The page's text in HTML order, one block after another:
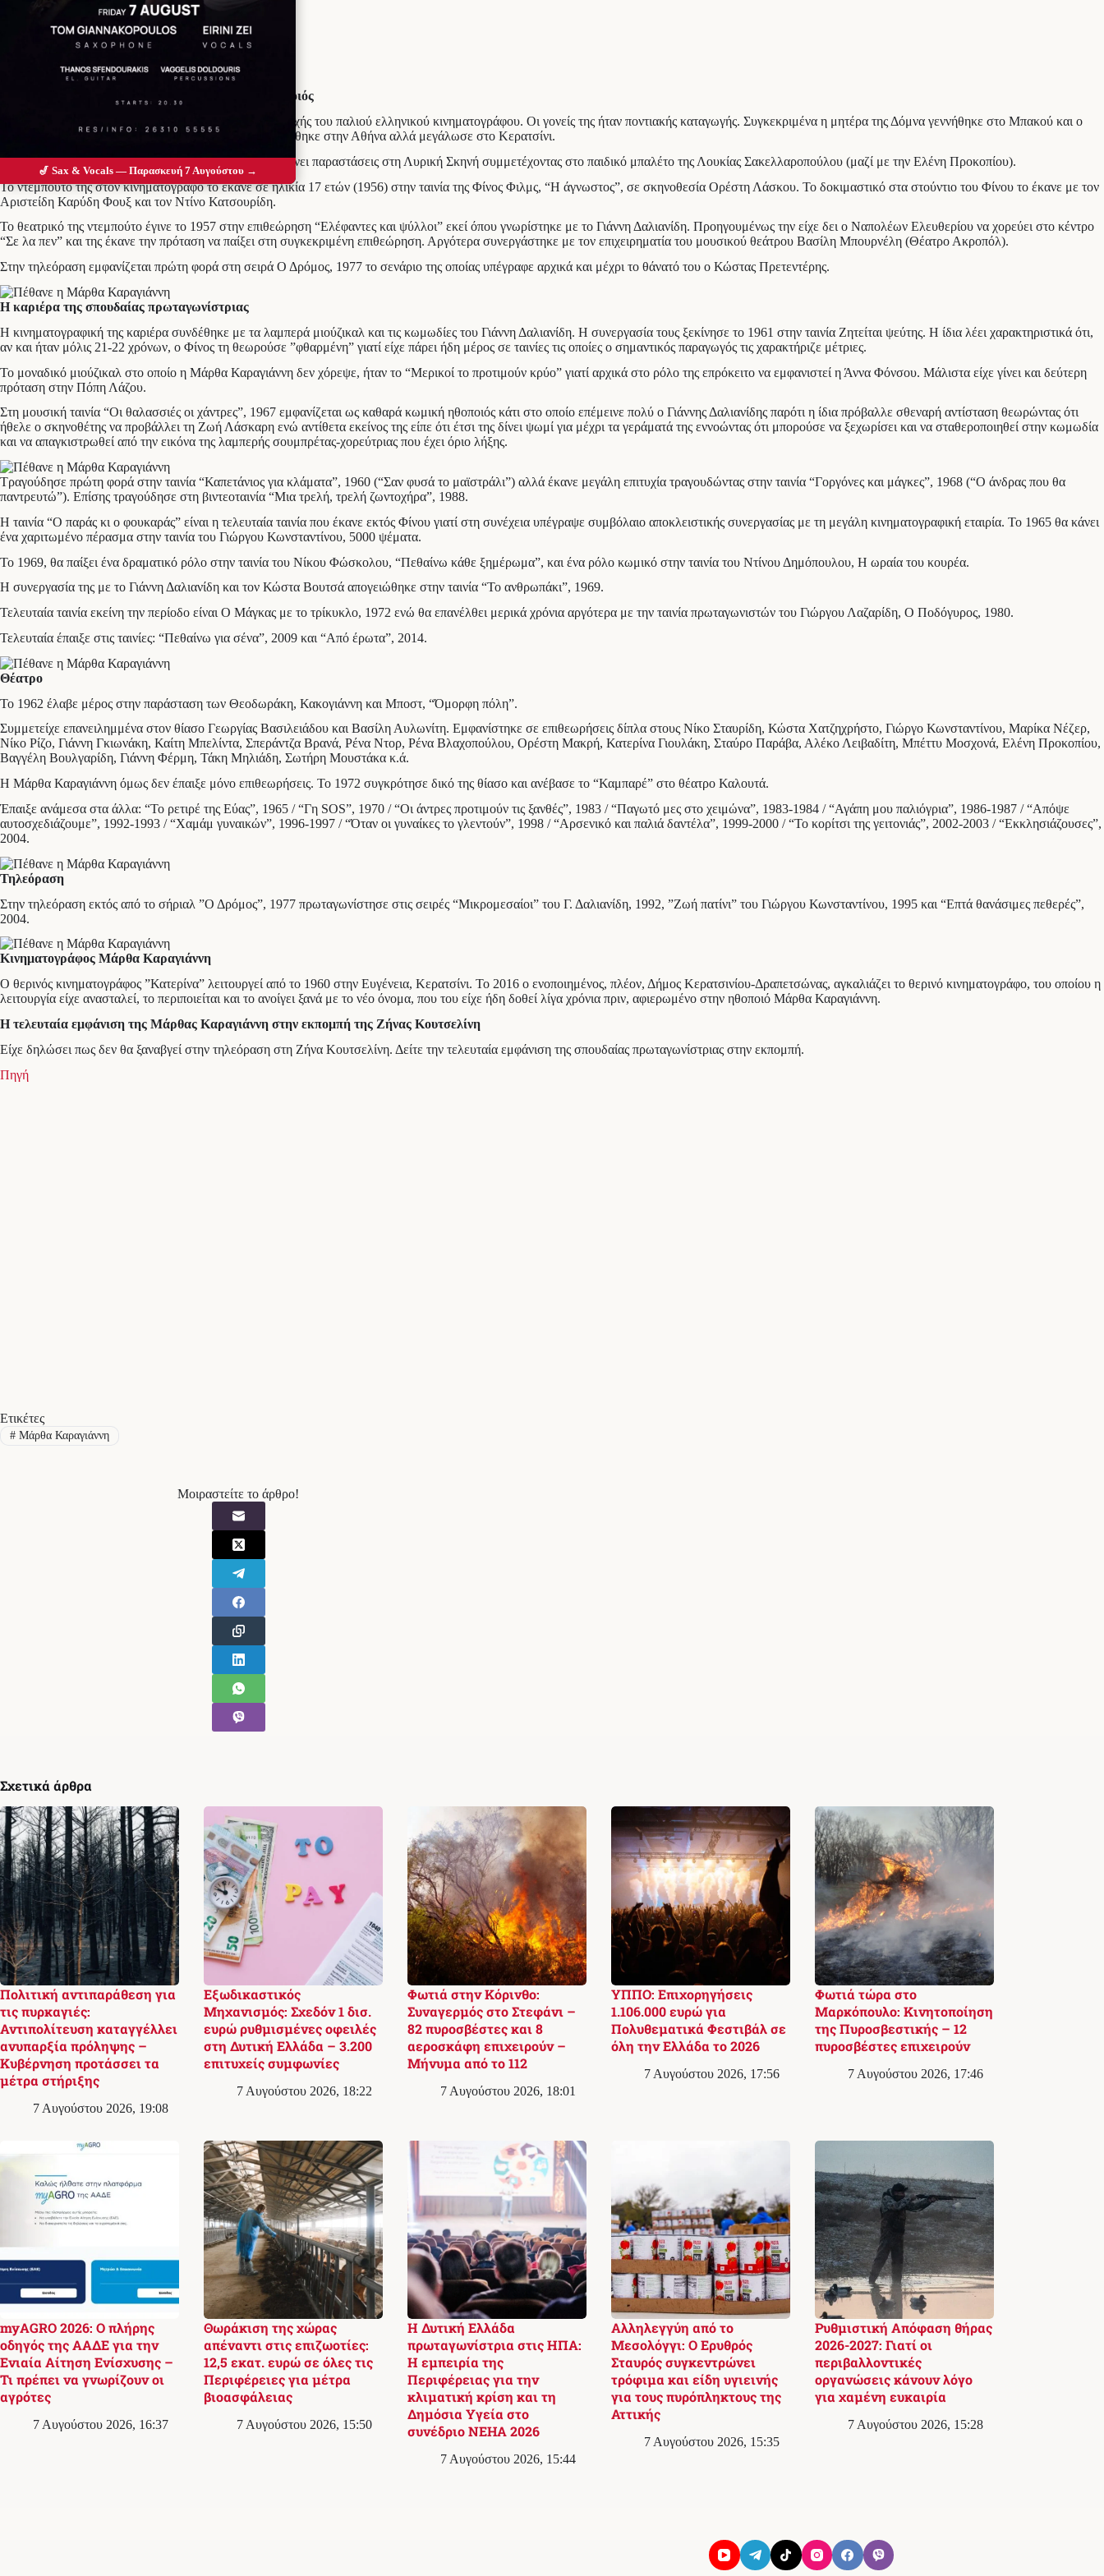
Προσθέστε το Messolonghi Voice ως
Πριν λίγα λεπτά έφυγε από τη ζωή η σπουδαία ηθοποιός
Υπήρξε μια από τις πιο δημοφιλείς σταρ της χρυσής εποχής του παλιού ελληνικού κινηματογράφου. Οι γονείς της ήταν ποντιακής καταγωγής. Συγκεκριμένα η μητέρα της Δόμνα γεννήθηκε στο Μπακού και ο
πατέρας της Χαρίλαος στο Αικατερινεντάρ. Η ίδια γεννήθηκε στην Αθήνα αλλά μεγάλωσε στο Κερατσίνι.
Σπούδασε χορό και από τα οχτώ της χρόνια άρχισε να δίνει παραστάσεις στη Λυρική Σκηνή συμμετέχοντας στο παιδικό μπαλέτο της Λουκίας Σακελλαροπούλου (μαζί με την Ελένη Προκοπίου).
Το ντεμπούτο της στον κινηματογράφο το έκανε σε ηλικία 17 ετών (1956) στην ταινία της Φίνος Φιλμς, “Η άγνωστος”, σε σκηνοθεσία Ορέστη Λάσκου. Το δοκιμαστικό στα στούντιο του Φίνου το έκανε με τον
Αριστείδη Καρύδη Φουξ και τον Ντίνο Κατσουρίδη.
Το θεατρικό της ντεμπούτο έγινε το 1957 στην επιθεώρηση “Ελέφαντες και ψύλλοι” εκεί όπου γνωρίστηκε με το Γιάννη Δαλιανίδη. Προηγουμένως την είχε δει ο Ναπολέων Ελευθερίου να χορεύει στο κέντρο
“Σε λα πεν” και της έκανε την πρόταση να παίξει στη συγκεκριμένη επιθεώρηση. Αργότερα συνεργάστηκε με τον επιχειρηματία του μουσικού θεάτρου Βασίλη Μπουρνέλη (Θέατρο Ακροπόλ).
Στην τηλεόραση εμφανίζεται πρώτη φορά στη σειρά Ο Δρόμος, 1977 το σενάριο της οποίας υπέγραφε αρχικά και μέχρι το θάνατό του ο Κώστας Πρετεντέρης.
Η καριέρα της σπουδαίας πρωταγωνίστριας
Η κινηματογραφική της καριέρα συνδέθηκε με τα λαμπερά μιούζικαλ και τις κωμωδίες του Γιάννη Δαλιανίδη. Η συνεργασία τους ξεκίνησε το 1961 στην ταινία Ζητείται ψεύτης. Η ίδια λέει χαρακτηριστικά ότι,
αν και ήταν μόλις 21-22 χρόνων, ο Φίνος τη θεωρούσε ”φθαρμένη” γιατί είχε πάρει ήδη μέρος σε ταινίες τις οποίες ο σημαντικός παραγωγός τις χαρακτήριζε μέτριες.
Το μοναδικό μιούζικαλ στο οποίο η Μάρθα Καραγιάννη δεν χόρεψε, ήταν το “Μερικοί το προτιμούν κρύο” γιατί αρχικά στο ρόλο της επρόκειτο να εμφανιστεί η Άννα Φόνσου. Μάλιστα είχε γίνει και δεύτερη
πρόταση στην Πόπη Λάζου.
Στη μουσική ταινία “Οι θαλασσιές οι χάντρες”, 1967 εμφανίζεται ως καθαρά κωμική ηθοποιός κάτι στο οποίο επέμεινε πολύ ο Γιάννης Δαλιανίδης παρότι η ίδια πρόβαλλε σθεναρή αντίσταση θεωρώντας ότι
ήθελε ο σκηνοθέτης να προβάλλει τη Ζωή Λάσκαρη ενώ αντίθετα εκείνος της είπε ότι έτσι της δίνει ψωμί για μέχρι τα γεράματά της εννοώντας ότι μπορούσε να ξεχωρίσει και να σταθεροποιηθεί στην κωμωδία
και να απαγκιστρωθεί από την εικόνα της λαμπερής σουμπρέτας-χορεύτριας που έχει όριο λήξης.
Τραγούδησε πρώτη φορά στην ταινία “Καπετάνιος για κλάματα”, 1960 (“Σαν φυσά το μαϊστράλι”) αλλά έκανε μεγάλη επιτυχία τραγουδώντας στην ταινία “Γοργόνες και μάγκες”, 1968 (“Ο άνδρας που θα
παντρευτώ”). Επίσης τραγούδησε στη βιντεοταινία “Μια τρελή, τρελή ζωντοχήρα”, 1988.
Η ταινία “Ο παράς κι ο φουκαράς” είναι η τελευταία ταινία που έκανε εκτός Φίνου γιατί στη συνέχεια υπέγραψε συμβόλαιο αποκλειστικής συνεργασίας με τη μεγάλη κινηματογραφική εταιρία. Το 1965 θα κάνει
ένα χαριτωμένο πέρασμα στην ταινία του Γιώργου Κωνσταντίνου, 5000 ψέματα.
Το 1969, θα παίξει ένα δραματικό ρόλο στην ταινία του Νίκου Φώσκολου, “Πεθαίνω κάθε ξημέρωμα”, και ένα ρόλο κωμικό στην ταινία του Ντίνου Δημόπουλου, Η ωραία του κουρέα.
Η συνεργασία της με το Γιάννη Δαλιανίδη και τον Κώστα Βουτσά απογειώθηκε στην ταινία “Το ανθρωπάκι”, 1969.
Τελευταία ταινία εκείνη την περίοδο είναι Ο Μάγκας με το τρίκυκλο, 1972 ενώ θα επανέλθει μερικά χρόνια αργότερα με την ταινία πρωταγωνιστών του Γιώργου Λαζαρίδη, Ο Ποδόγυρος, 1980.
Τελευταία έπαιξε στις ταινίες: “Πεθαίνω για σένα”, 2009 και “Από έρωτα”, 2014.
Θέατρο
Το 1962 έλαβε μέρος στην παράσταση των Θεοδωράκη, Κακογιάννη και Μποστ, “Όμορφη πόλη”.
Συμμετείχε επανειλημμένα στον θίασο Γεωργίας Βασιλειάδου και Βασίλη Αυλωνίτη. Εμφανίστηκε σε επιθεωρήσεις δίπλα στους Νίκο Σταυρίδη, Κώστα Χατζηχρήστο, Γιώργο Κωνσταντίνου, Μαρίκα Νέζερ,
Νίκο Ρίζο, Γιάννη Γκιωνάκη, Καίτη Μπελίντα, Σπεράντζα Βρανά, Ρένα Ντορ, Ρένα Βλαχοπούλου, Ορέστη Μακρή, Κατερίνα Γιουλάκη, Σταύρο Παράβα, Αλέκο Λειβαδίτη, Μπέττυ Μοσχονά, Ελένη Προκοπίου,
Βαγγέλη Βουλγαρίδη, Γιάννη Φέρμη, Τάκη Μηλιάδη, Σωτήρη Μουστάκα κ.ά.
Η Μάρθα Καραγιάννη όμως δεν έπαιξε μόνο επιθεωρήσεις. Το 1972 συγκρότησε δικό της θίασο και ανέβασε το “Καμπαρέ” στο θέατρο Καλουτά.
Έπαιξε ανάμεσα στα άλλα: “Το ρετιρέ της Εύας”, 1965 / “Γη SOS”, 1970 / “Οι άντρες προτιμούν τις ξανθές”, 1983 / “Παγωτό μες στο χειμώνα”, 1983-1984 / “Αγάπη μου παλιόγρια”, 1986-1987 / “Απόψε
αυτοσχεδιάζουμε”, 1992-1993 / “Χαμάμ γυναικών”, 1996-1997 / “Όταν οι γυναίκες το γλεντούν”, 1998 / “Αρσενικό και παλιά δαντέλα”, 1999-2000 / “Το κορίτσι της γειτονιάς”, 2002-2003 / “Εκκλησιάζουσες”,
2004.
Τηλεόραση
Στην τηλεόραση εκτός από το σήριαλ ”Ο Δρόμος”, 1977 πρωταγωνίστησε στις σειρές “Μικρομεσαίοι” του Γ. Δαλιανίδη, 1992, ”Ζωή πατίνι” του Γιώργου Κωνσταντίνου, 1995 και “Επτά θανάσιμες πεθερές”,
2004.
Κινηματογράφος Μάρθα Καραγιάννη
Ο θερινός κινηματογράφος ”Κατερίνα” λειτουργεί από το 1960 στην Ευγένεια, Κερατσίνι. Το 2016 ο ενοποιημένος, πλέον, Δήμος Κερατσινίου-Δραπετσώνας, αγκαλιάζει το θερινό κινηματογράφο, του οποίου η
λειτουργία είχε ανασταλεί, το περιποιείται και το ανοίγει ξανά με το νέο όνομα, που του είχε ήδη δοθεί λίγα χρόνια πριν, αφιερωμένο στην ηθοποιό Μάρθα Καραγιάννη.
Η τελευταία εμφάνιση της Μάρθας Καραγιάννη στην εκπομπή της Ζήνας Κουτσελίνη
Είχε δηλώσει πως δεν θα ξαναβγεί στην τηλεόραση στη Ζήνα Κουτσελίνη. Δείτε την τελευταία εμφάνιση της σπουδαίας πρωταγωνίστριας στην εκπομπή.
Πηγή
Ετικέτες
#Μάρθα Καραγιάννη
Μοιραστείτε το άρθρο!
Σχετικά άρθρα
Πολιτική αντιπαράθεση για
τις πυρκαγιές:
Αντιπολίτευση καταγγέλλει
ανυπαρξία πρόληψης –
Κυβέρνηση προτάσσει τα
μέτρα στήριξης
7 Αυγούστου 2026, 19:08
Εξωδικαστικός
Μηχανισμός: Σχεδόν 1 δισ.
ευρώ ρυθμισμένες οφειλές
στη Δυτική Ελλάδα – 3.200
επιτυχείς συμφωνίες
7 Αυγούστου 2026, 18:22
Φωτιά στην Κόρινθο:
Συναγερμός στο Στεφάνι –
82 πυροσβέστες και 8
αεροσκάφη επιχειρούν –
Μήνυμα από το 112
7 Αυγούστου 2026, 18:01
ΥΠΠΟ: Επιχορηγήσεις
1.106.000 ευρώ για
Πολυθεματικά Φεστιβάλ σε
όλη την Ελλάδα το 2026
7 Αυγούστου 2026, 17:56
Φωτιά τώρα στο
Μαρκόπουλο: Κινητοποίηση
της Πυροσβεστικής – 12
πυροσβέστες επιχειρούν
7 Αυγούστου 2026, 17:46
myAGRO 2026: Ο πλήρης
οδηγός της ΑΑΔΕ για την
Ενιαία Αίτηση Ενίσχυσης –
Τι πρέπει να γνωρίζουν οι
αγρότες
7 Αυγούστου 2026, 16:37
Θωράκιση της χώρας
απέναντι στις επιζωοτίες:
12,5 εκατ. ευρώ σε όλες τις
Περιφέρειες για μέτρα
βιοασφάλειας
7 Αυγούστου 2026, 15:50
Η Δυτική Ελλάδα
πρωταγωνίστρια στις ΗΠΑ:
Η εμπειρία της
Περιφέρειας για την
κλιματική κρίση και τη
Δημόσια Υγεία στο
συνέδριο NEHA 2026
7 Αυγούστου 2026, 15:44
Αλληλεγγύη από το
Μεσολόγγι: Ο Ερυθρός
Σταυρός συγκεντρώνει
τρόφιμα και είδη υγιεινής
για τους πυρόπληκτους της
Αττικής
7 Αυγούστου 2026, 15:35
Ρυθμιστική Απόφαση θήρας
2026-2027: Γιατί οι
περιβαλλοντικές
οργανώσεις κάνουν λόγο
για χαμένη ευκαιρία
7 Αυγούστου 2026, 15:28
🎷 Sax & Vocals — Παρασκευή 7 Αυγούστου →